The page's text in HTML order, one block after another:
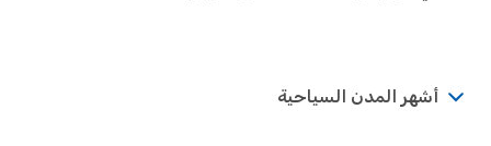
أشهر المدن السياحية